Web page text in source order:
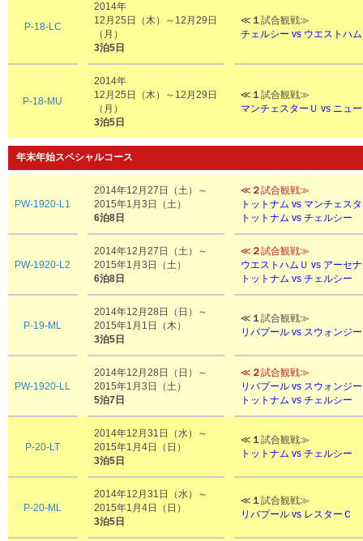
P-18-LC
2014年
12月25日（木）～12月29日
（月）
3泊5日
≪ １試合観戦≫
チェルシー vs ウエストハ
P-18-MU
2014年
12月25日（木）～12月29日
（月）
3泊5日
≪ １試合観戦≫
マンチェスターＵ vs ニュ
年末年始スペシャルコース
PW-1920-L1
2014年12月27日（土）～
2015年1月3日（土）
6泊8日
≪ ２試合観戦≫
トットナム vs マンチェス
トットナム vs チェルシー
PW-1920-L2
2014年12月27日（土）～
2015年1月3日（土）
6泊8日
≪ ２試合観戦≫
ウエストハムＵ vs アーセ
トットナム vs チェルシー
P-19-ML
2014年12月28日（日）～
2015年1月1日（木）
3泊5日
≪ １試合観戦≫
リバプール vs スウォンジ
PW-1920-LL
2014年12月28日（日）～
2015年1月3日（土）
5泊7日
≪ ２試合観戦≫
リバプール vs スウォンジ
トットナム vs チェルシー
P-20-LT
2014年12月31日（水）～
2015年1月4日（日）
3泊5日
≪ １試合観戦≫
トットナム vs チェルシー
P-20-ML
2014年12月31日（水）～
2015年1月4日（日）
3泊5日
≪ １試合観戦≫
リバプール vs レスターＣ